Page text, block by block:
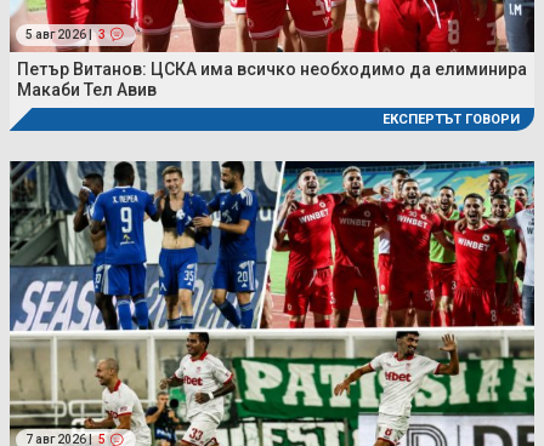
5 авг 2026 | 3
Петър Витанов: ЦСКА има всичко необходимо да елиминира
Макаби Тел Авив
ЕКСПЕРТЪТ ГОВОРИ
7 авг 2026 | 5